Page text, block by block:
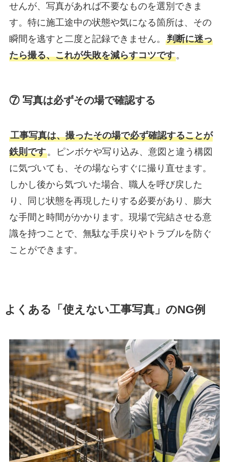
せんが、写真があれば不要なものを選別できま
す。特に施工途中の状態や気になる箇所は、その
瞬間を逃すと二度と記録できません。 判断に迷っ
たら撮る、これが失敗を減らすコツです。
⑦ 写真は必ずその場で確認する
工事写真は、撮ったその場で必ず確認することが
鉄則です。ピンボケや写り込み、意図と違う構図
に気づいても、その場ならすぐに撮り直せます。
しかし後から気づいた場合、職人を呼び戻した
り、同じ状態を再現したりする必要があり、膨大
な手間と時間がかかります。現場で完結させる意
識を持つことで、無駄な手戻りやトラブルを防ぐ
ことができます。
よくある「使えない工事写真」のNG例